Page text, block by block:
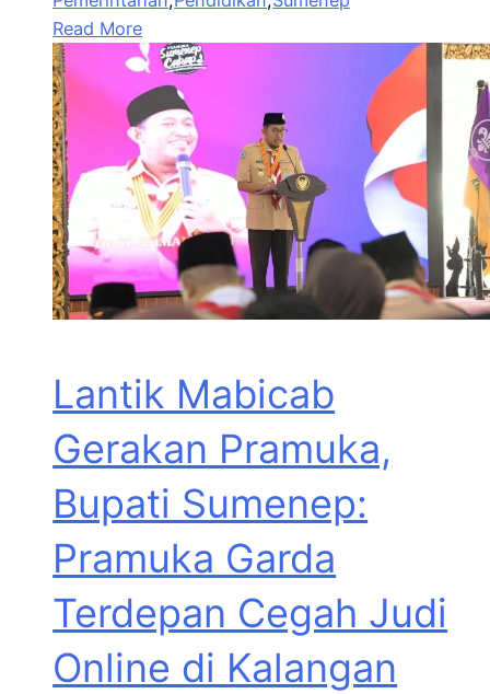
Read More
Lantik Mabicab
Gerakan Pramuka,
Bupati Sumenep:
Pramuka Garda
Terdepan Cegah Judi
Online di Kalangan